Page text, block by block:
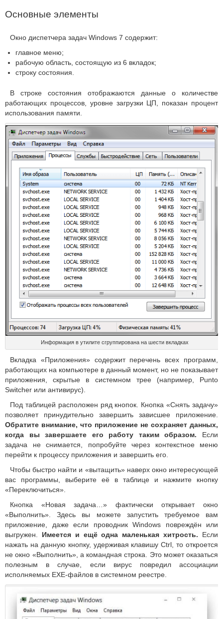
Основные элементы
Окно диспетчера задач Windows 7 содержит:
главное меню;
рабочую область, состоящую из 6 вкладок;
строку состояния.
В строке состояния отображаются данные о количестве
работающих процессов, уровне загрузки ЦП, показан процент
использования памяти.
Информация в утилите сгруппирована на шести вкладках
Вкладка «Приложения» содержит перечень всех программ,
работающих на компьютере в данный момент, но не показывает
приложения, скрытые в системном трее (например, Punto
Switcher или антивирус).
Под таблицей расположен ряд кнопок. Кнопка «Снять задачу»
позволяет принудительно завершить зависшее приложение.
Обратите внимание, что приложение не сохраняет данных,
когда вы завершаете его работу таким образом. Если
задача не снимается, попробуйте через контекстное меню
перейти к процессу приложения и завершить его.
Чтобы быстро найти и «вытащить» наверх окно интересующей
вас программы, выберите её в таблице и нажмите кнопку
«Переключиться».
Кнопка «Новая задача…» фактически открывает окно
«Выполнить». Здесь вы можете запустить требуемое вам
приложение, даже если проводник Windows повреждён или
выгружен. Имеется и ещё одна маленькая хитрость. Если
нажать на данную кнопку, удерживая клавишу Ctrl, то откроется
не окно «Выполнить», а командная строка. Это может оказаться
полезным в случае, если вирус повредил ассоциации
исполняемых EXE-файлов в системном реестре.